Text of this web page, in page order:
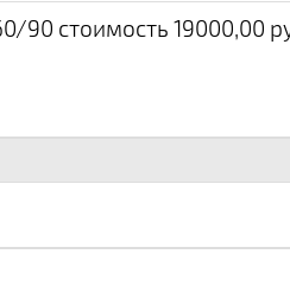
90 стоимость 19000,00